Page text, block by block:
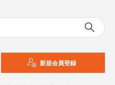
新規会員登録